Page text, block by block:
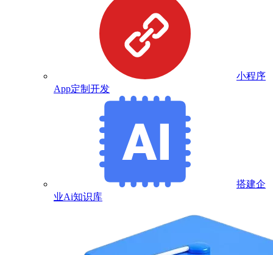
小程序
App定制开发
搭建企
业Ai知识库